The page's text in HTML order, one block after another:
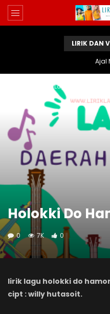
LIRIK DAN
Ajal
Lirik Lagu Batak
Holokki Do
0 7K 0
lirik lagu holokki do
cipt : willy hutasoit.